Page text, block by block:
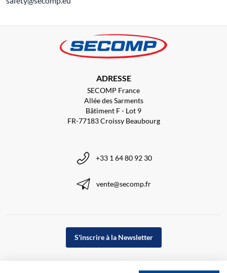
ADRESSE
SECOMP France
Allée des Sarments
Bâtiment F - Lot 9
FR-77183 Croissy Beaubourg
+33 1 64 80 92 30
vente@secomp.fr
S'inscrire à la Newsletter